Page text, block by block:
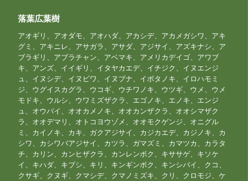
落葉広葉樹
アオギリ、アオダモ、アオハダ、アカシデ、アカメガシワ、アキ
グミ、アキニレ、アサガラ、アサダ、アジサイ、アズキナシ、ア
ブラギリ、アブラチャン、アベマキ、アメリカデイゴ、アワブ
キ、アンズ、イイギリ、イタヤカエデ、イチジク、イヌエンジ
ュ、イヌシデ、イヌビワ、イヌブナ、イボタノキ、イロハモミ
ジ、ウグイスカグラ、ウコギ、ウチワノキ、ウツギ、ウメ、ウメ
モドキ、ウルシ、ウワミズザクラ、エゴノキ、エノキ、エンジ
ュ、オウバイ、オオカメノキ、オオカンザクラ、オオシマザク
ラ、オオデマリ、オトコヨウゾメ、オオモクゲンジ、オニグル
ミ、カイノキ、カキ、ガクアジサイ、カジカエデ、カジノキ、カ
シワ、カシワバアジサイ、カツラ、ガマズミ、カマツカ、カラタ
チ、カリン、カンヒザクラ、カンレンボク、キササゲ、キソケ
イ、キハダ、キブシ、キリ、キンギンボク、キンシバイ、クコ、
クサギ、クヌギ、クマシデ、クマノミズキ、クリ、クロモジ、ケ